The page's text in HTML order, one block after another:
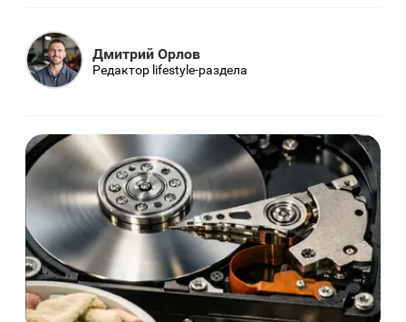
Дмитрий Орлов
Редактор lifestyle-раздела